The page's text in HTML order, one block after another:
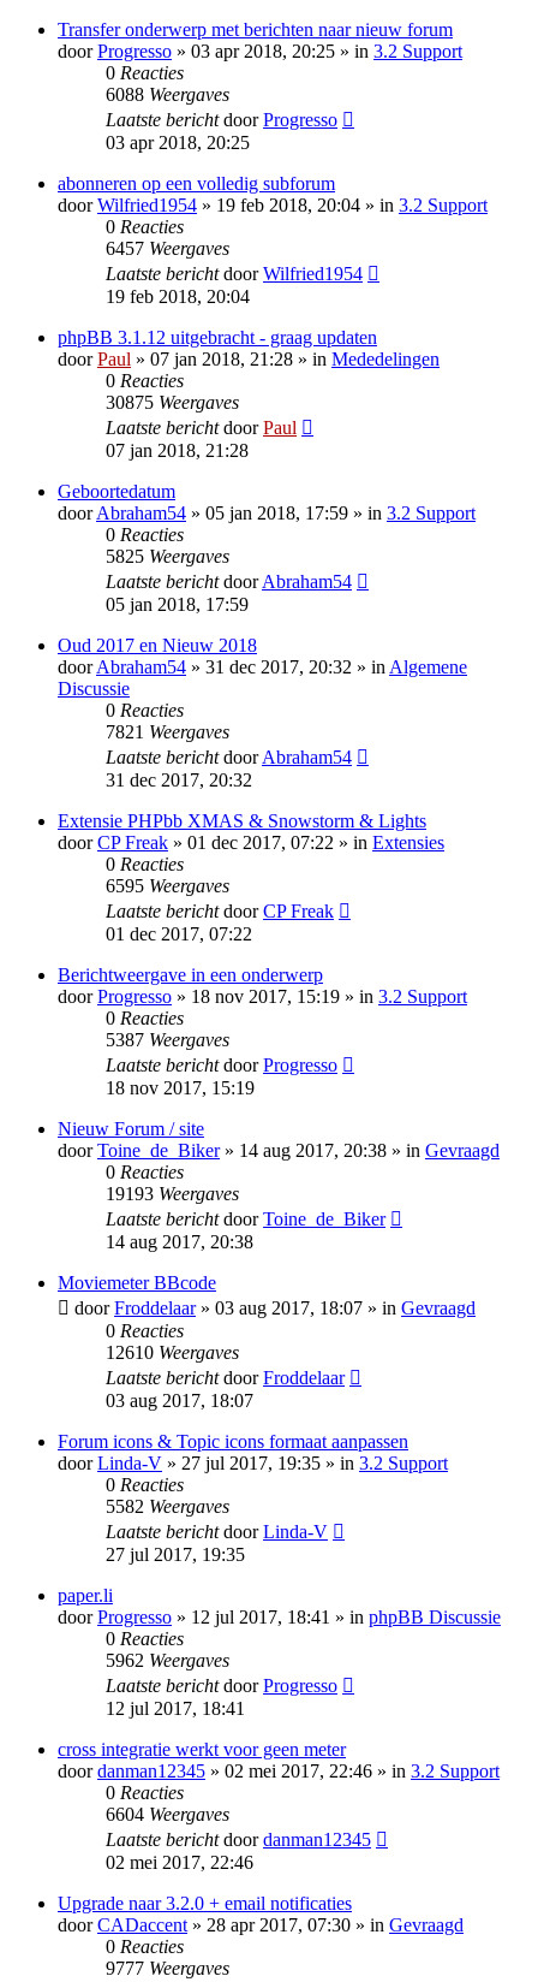
Transfer onderwerp met berichten naar nieuw forum
doorProgresso » 03 apr 2018, 20:25 » in 3.2 Support
0 Reacties
6088 Weergaves
Laatste berichtdoorProgresso
03 apr 2018, 20:25
abonneren op een volledig subforum
doorWilfried1954 » 19 feb 2018, 20:04 » in 3.2 Support
0 Reacties
6457 Weergaves
Laatste berichtdoorWilfried1954
19 feb 2018, 20:04
phpBB 3.1.12 uitgebracht - graag updaten
doorPaul » 07 jan 2018, 21:28 » in Mededelingen
0 Reacties
30875 Weergaves
Laatste berichtdoorPaul
07 jan 2018, 21:28
Geboortedatum
doorAbraham54 » 05 jan 2018, 17:59 » in 3.2 Support
0 Reacties
5825 Weergaves
Laatste berichtdoorAbraham54
05 jan 2018, 17:59
Oud 2017 en Nieuw 2018
doorAbraham54 » 31 dec 2017, 20:32 » inAlgemene
Discussie
0 Reacties
7821 Weergaves
Laatste berichtdoorAbraham54
31 dec 2017, 20:32
Extensie PHPbb XMAS & Snowstorm & Lights
doorCP Freak » 01 dec 2017, 07:22 » in Extensies
0 Reacties
6595 Weergaves
Laatste berichtdoorCP Freak
01 dec 2017, 07:22
Berichtweergave in een onderwerp
doorProgresso » 18 nov 2017, 15:19 » in 3.2 Support
0 Reacties
5387 Weergaves
Laatste berichtdoorProgresso
18 nov 2017, 15:19
Nieuw Forum / site
doorToine_de_Biker» 14 aug 2017, 20:38 » in Gevraagd
0 Reacties
19193 Weergaves
Laatste berichtdoorToine_de_Biker
14 aug 2017, 20:38
Moviemeter BBcode
doorFroddelaar» 03 aug 2017, 18:07 » in Gevraagd
0 Reacties
12610 Weergaves
Laatste berichtdoorFroddelaar
03 aug 2017, 18:07
Forum icons & Topic icons formaat aanpassen
doorLinda-V » 27 jul 2017, 19:35 » in 3.2 Support
0 Reacties
5582 Weergaves
Laatste berichtdoorLinda-V
27 jul 2017, 19:35
paper.li
doorProgresso » 12 jul 2017, 18:41 » in phpBB Discussie
0 Reacties
5962 Weergaves
Laatste berichtdoorProgresso
12 jul 2017, 18:41
cross integratie werkt voor geen meter
doordanman12345 » 02 mei 2017, 22:46 » in 3.2 Support
0 Reacties
6604 Weergaves
Laatste berichtdoordanman12345
02 mei 2017, 22:46
Upgrade naar 3.2.0 + email notificaties
doorCADaccent» 28 apr 2017, 07:30 » in Gevraagd
0 Reacties
9777 Weergaves